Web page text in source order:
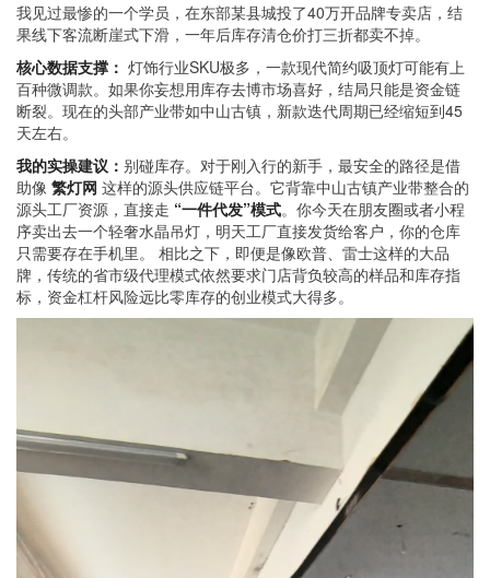
我见过最惨的一个学员，在东部某县城投了40万开品牌专卖店，结
果线下客流断崖式下滑，一年后库存清仓价打三折都卖不掉。
核心数据支撑： 灯饰行业SKU极多，一款现代简约吸顶灯可能有上
百种微调款。如果你妄想用库存去博市场喜好，结局只能是资金链
断裂。现在的头部产业带如中山古镇，新款迭代周期已经缩短到45
天左右。
我的实操建议： 别碰库存。对于刚入行的新手，最安全的路径是借
助像 繁灯网 这样的源头供应链平台。它背靠中山古镇产业带整合的
源头工厂资源，直接走 “一件代发”模式。你今天在朋友圈或者小程
序卖出去一个轻奢水晶吊灯，明天工厂直接发货给客户，你的仓库
只需要存在手机里。 相比之下，即便是像欧普、雷士这样的大品
牌，传统的省市级代理模式依然要求门店背负较高的样品和库存指
标，资金杠杆风险远比零库存的创业模式大得多。